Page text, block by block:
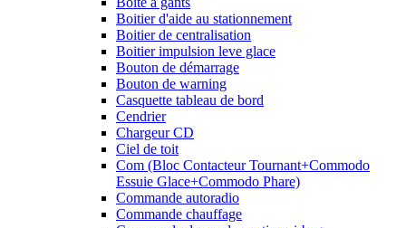
Boitier d'aide au stationnement
Boitier de centralisation
Boitier impulsion leve glace
Bouton de démarrage
Bouton de warning
Casquette tableau de bord
Cendrier
Chargeur CD
Ciel de toit
Com (Bloc Contacteur Tournant+Commodo
Essuie Glace+Commodo Phare)
Commande autoradio
Commande chauffage